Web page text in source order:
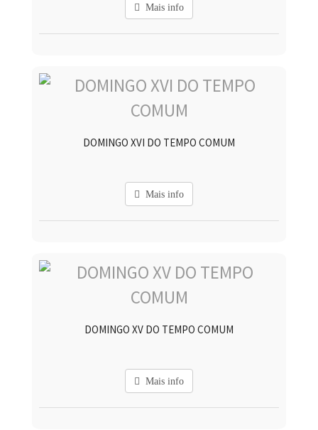
Mais info
DOMINGO XVI DO TEMPO COMUM
Mais info
DOMINGO XV DO TEMPO COMUM
Mais info